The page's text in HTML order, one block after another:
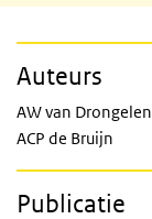
Auteurs
AW van Drongelen
ACP de Bruijn
Publicatie